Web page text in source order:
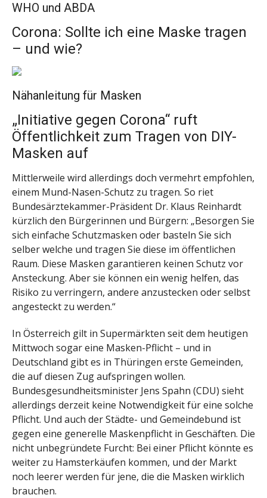
WHO und ABDA
Corona: Sollte ich eine Maske tragen
– und wie?
Nähanleitung für Masken
„Initiative gegen Corona“ ruft
Öffentlichkeit zum Tragen von DIY-
Masken auf
Mittlerweile wird allerdings doch vermehrt empfohlen,
einem Mund-Nasen-Schutz zu tragen. So riet
Bundesärztekammer-Präsident Dr. Klaus Reinhardt
kürzlich den Bürgerinnen und Bürgern: „Besorgen Sie
sich einfache Schutzmasken oder basteln Sie sich
selber welche und tragen Sie diese im öffentlichen
Raum. Diese Masken garantieren keinen Schutz vor
Ansteckung. Aber sie können ein wenig helfen, das
Risiko zu verringern, andere anzustecken oder selbst
angesteckt zu werden.“
In Österreich gilt in Supermärkten seit dem heutigen
Mittwoch sogar eine Masken-Pflicht – und in
Deutschland gibt es in Thüringen erste Gemeinden,
die auf diesen Zug aufspringen wollen.
Bundesgesundheitsminister Jens Spahn (CDU) sieht
allerdings derzeit keine Notwendigkeit für eine solche
Pflicht. Und auch der Städte- und Gemeindebund ist
gegen eine generelle Maskenpflicht in Geschäften. Die
nicht unbegründete Furcht: Bei einer Pflicht könnte es
weiter zu Hamsterkäufen kommen, und der Markt
noch leerer werden für jene, die die Masken wirklich
brauchen.